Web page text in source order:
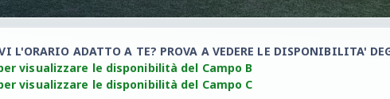
L'ORARIO ADATTO A TE? PROVA A VEDERE LE DISPONIBILITA'
visualizzare le disponibilità del Campo B
visualizzare le disponibilità del Campo C